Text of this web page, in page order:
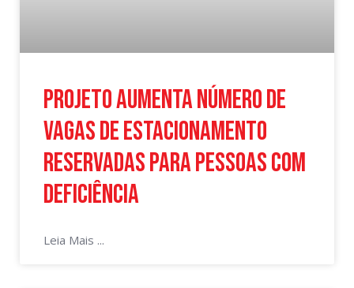
Projeto aumenta número de
vagas de estacionamento
reservadas para pessoas com
deficiência
Leia Mais ...